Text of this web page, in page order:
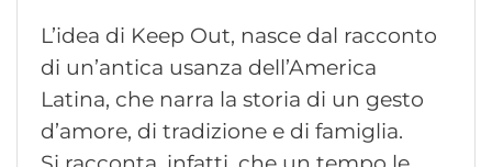
L’idea di Keep Out, nasce dal racconto
di un’antica usanza dell’America
Latina, che narra la storia di un gesto
d’amore, di tradizione e di famiglia.